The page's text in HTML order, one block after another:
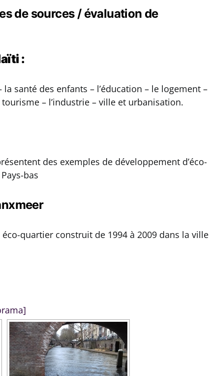
de sources / évaluation de
:
la santé des enfants – l’éducation – le logement –
– l’industrie – ville et urbanisation.
des exemples de développement d’éco-
bas
éco-quartier construit de 1994 à 2009 dans la ville